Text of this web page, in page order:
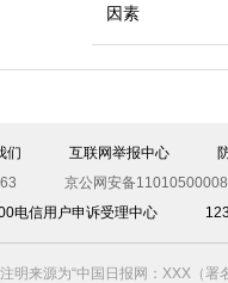
因素
们 互联网举报中心
京公网安备
电信用户申诉受理中心
明来源为“中国日报网：XXX（